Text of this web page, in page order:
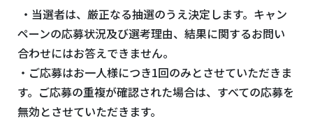
・当選者は、厳正なる抽選のうえ決定します。キャン
ペーンの応募状況及び選考理由、結果に関するお問い
合わせにはお答えできません。
・ご応募はお一人様につき1回のみとさせていただきま
す。ご応募の重複が確認された場合は、すべての応募を
無効とさせていただきます。